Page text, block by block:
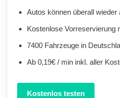
Autos können überall wieder
Kostenlose Vorreservierung
7400 Fahrzeuge in
Ab 0,19€ / min inkl. aller
Kostenlos testen